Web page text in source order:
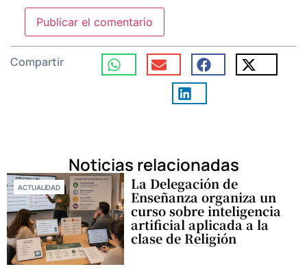
Compartir
Noticias relacionadas
ACTUALIDAD La Delegación de
Enseñanza organiza un
curso sobre inteligencia
artificial aplicada a la
clase de Religión